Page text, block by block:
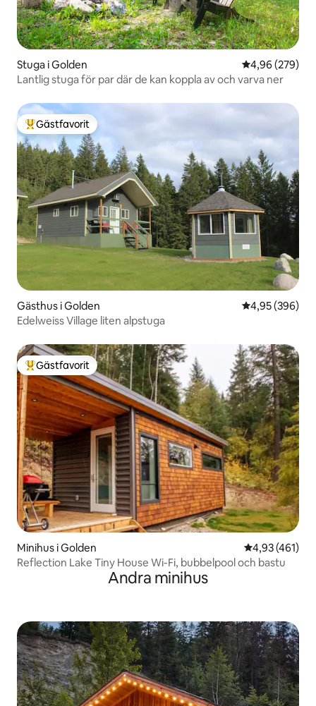
Stuga i Golden 4,96 av 5 i
4,96 (279)
Lantlig stuga för par där de kan koppla av och varva ner
Populär gästfavorit
Gästfavorit
Gästhus i Golden 4,95 av 5 i
4,95 (396)
Edelweiss Village liten alpstuga
Populär gästfavorit
Gästfavorit
Minihus i Golden 4,93 av 5 i
4,93 (461)
Reflection Lake Tiny House Wi-Fi, bubbelpool och bastu
Andra minihus